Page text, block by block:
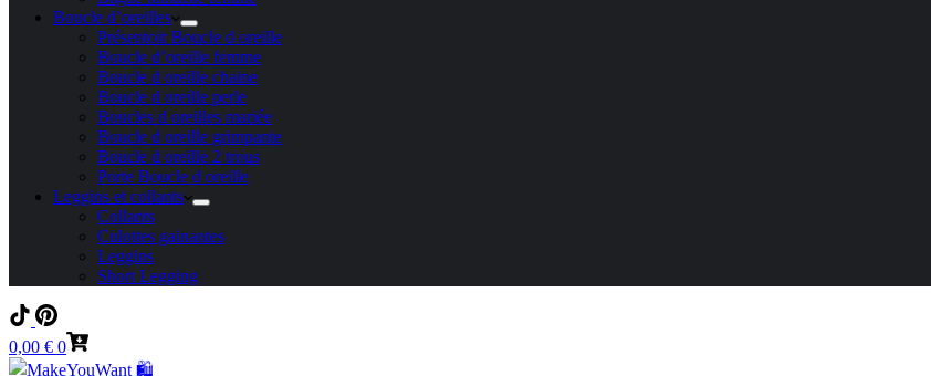
Boucle d’oreilles
Présentoir Boucle d oreille
Boucle d’oreille femme
Boucle d oreille chaine
Boucle d oreille perle
Boucles d oreilles mariée
Boucle d oreille grimpante
Boucle d oreille 2 trous
Porte Boucle d oreille
Leggins et collants
Collants
Culottes gainantes
Leggins
Short Legging
Panier
d’achat
0,00 € 0